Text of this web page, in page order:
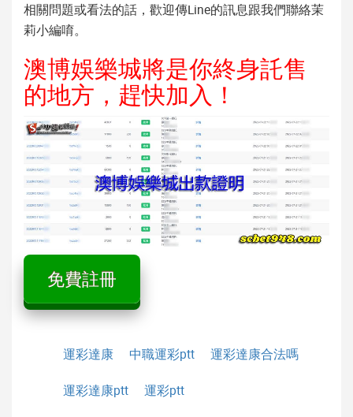
相關問題或看法的話，歡迎傳Line的訊息跟我們聯絡茉
莉小編唷。
澳博娛樂城將是你終身託售
的地方，趕快加入！
免費註冊
運彩達康 中職運彩ptt 運彩達康合法嗎
運彩達康ptt 運彩ptt